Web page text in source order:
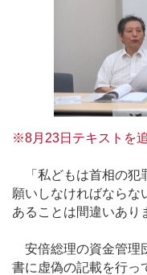
※8月23日テキストを
「私どもは首相の犯
願いしなければならな
あることは間違いあ
安倍総理の資金管理
書に虚偽の記載を行っ